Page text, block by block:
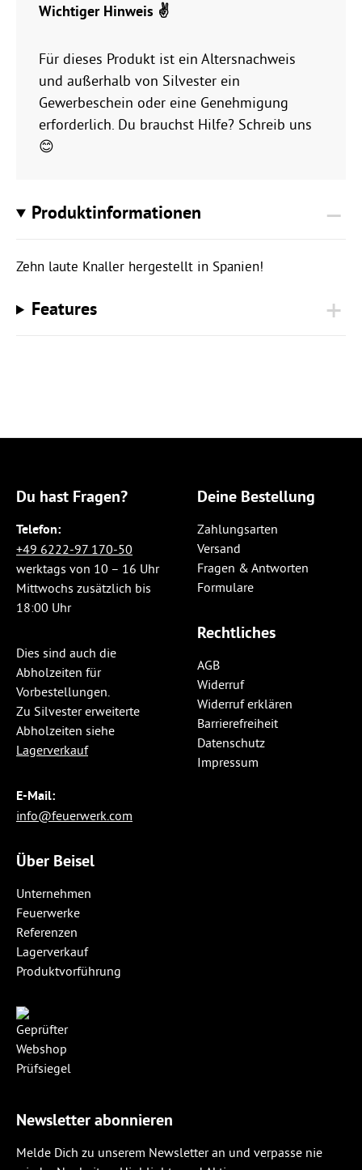
Wichtiger Hinweis ✌️
Für dieses Produkt ist ein Altersnachweis
und außerhalb von Silvester ein
Gewerbeschein oder eine Genehmigung
erforderlich. Du brauchst Hilfe? Schreib uns
😊
Produktinformationen
Zehn laute Knaller hergestellt in Spanien!
Features
Du hast Fragen?
Telefon:
+49 6222-97 170-50
werktags von 10 – 16 Uhr
Mittwochs zusätzlich bis
18:00 Uhr
Dies sind auch die
Abholzeiten für
Vorbestellungen.
Zu Silvester erweiterte
Abholzeiten siehe
Lagerverkauf
E-Mail:
info@feuerwerk.com
Deine Bestellung
Zahlungsarten
Versand
Fragen & Antworten
Formulare
Rechtliches
AGB
Widerruf
Widerruf erklären
Barrierefreiheit
Datenschutz
Impressum
Über Beisel
Unternehmen
Feuerwerke
Referenzen
Lagerverkauf
Produktvorführung
Newsletter abonnieren
Melde Dich zu unserem Newsletter an und verpasse nie